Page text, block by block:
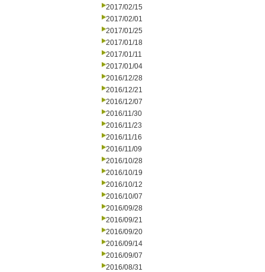
2017/02/15
2017/02/01
2017/01/25
2017/01/18
2017/01/11
2017/01/04
2016/12/28
2016/12/21
2016/12/07
2016/11/30
2016/11/23
2016/11/16
2016/11/09
2016/10/28
2016/10/19
2016/10/12
2016/10/07
2016/09/28
2016/09/21
2016/09/20
2016/09/14
2016/09/07
2016/08/31